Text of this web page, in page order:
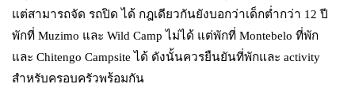
แต่สามารถจัด รถปิด ได้ กฎเดียวกันยังบอกว่าเด็กต่ำกว่า 12 ปี
พักที่ Muzimo และ Wild Camp ไม่ได้ แต่พักที่ Montebelo ที่พัก
และ Chitengo Campsite ได้ ดังนั้นควรยืนยันที่พักและ activity
สำหรับครอบครัวพร้อมกัน